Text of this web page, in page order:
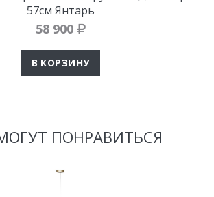
57см Янтарь
58 900
В КОРЗИНУ
ПОНРАВИТЬСЯ